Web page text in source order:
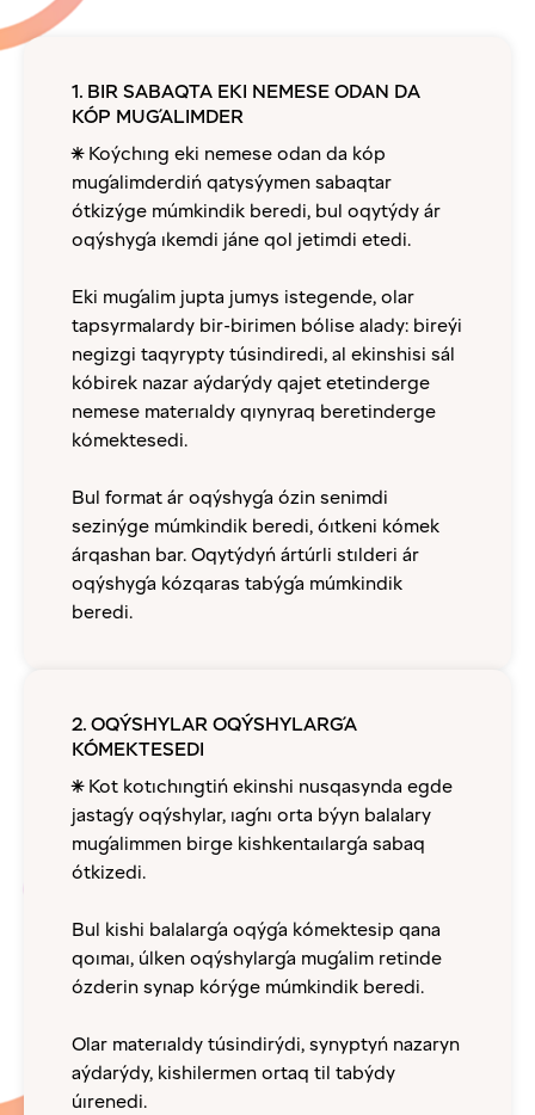
1. BIR SABAQTA EKI NEMESE ODAN DA
KÓP MUǴALIMDER
✴️ Koýchıng eki nemese odan da kóp
muǵalimderdiń qatysýymen sabaqtar
ótkizýge múmkindik beredi, bul oqytýdy ár
oqýshyǵa ıkemdi jáne qol jetimdi etedi.
Eki muǵalim jupta jumys istegende, olar
tapsyrmalardy bir-birimen bólise alady: bireýi
negizgi taqyrypty túsindiredi, al ekinshisi sál
kóbirek nazar aýdarýdy qajet etetinderge
nemese materıaldy qıynyraq beretinderge
kómektesedi.
Bul format ár oqýshyǵa ózin senimdi
sezinýge múmkindik beredi, óıtkeni kómek
árqashan bar. Oqytýdyń ártúrli stılderi ár
oqýshyǵa kózqaras tabýǵa múmkindik
beredi.
2. OQÝSHYLAR OQÝSHYLARǴA
KÓMEKTESEDI
✴️ Kot️ kotıchıngtiń ekinshi nusqasynda egde
jastaǵy oqýshylar, ıaǵnı orta býyn balalary
muǵalimmen birge kishkentaılarǵa sabaq
ótkizedi.
Bul kishi balalarǵa oqýǵa kómektesip qana
qoımaı, úlken oqýshylarǵa muǵalim retinde
ózderin synap kórýge múmkindik beredi.
Olar materıaldy túsindirýdi, synyptyń nazaryn
aýdarýdy, kishilermen ortaq til tabýdy
úırenedi.